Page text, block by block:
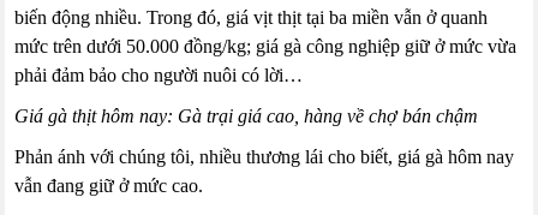
biến động nhiều. Trong đó, giá vịt thịt tại ba miền vẫn ở quanh
mức trên dưới 50.000 đồng/kg; giá gà công nghiệp giữ ở mức vừa
phải đảm bảo cho người nuôi có lời…
Giá gà thịt hôm nay: Gà trại giá cao, hàng về chợ bán chậm
Phản ánh với chúng tôi, nhiều thương lái cho biết, giá gà hôm nay
vẫn đang giữ ở mức cao.